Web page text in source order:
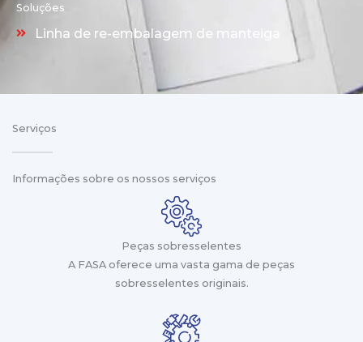
Soluções
Linha de re-embalagem de manteiga
Serviços
Informações sobre os nossos serviços
Peças sobresselentes
A FASA oferece uma vasta gama de peças
sobresselentes originais.